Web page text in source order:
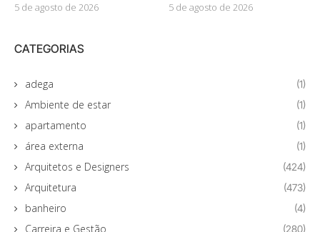
5 de agosto de 2026 5 de agosto de 2026
CATEGORIAS
adega (1)
Ambiente de estar (1)
apartamento (1)
área externa (1)
Arquitetos e Designers (424)
Arquitetura (473)
banheiro (4)
Carreira e Gestão (280)